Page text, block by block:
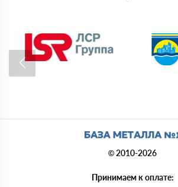
© 2010-2026
Принимаем к оплате: